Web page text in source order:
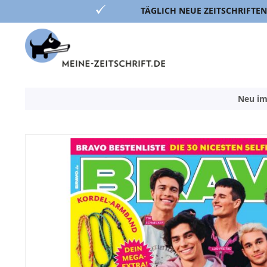
TÄGLICH NEUE ZEITSCHRIFTEN
Inhalt
Neu
Bildergalerie